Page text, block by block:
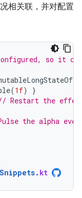
相关联，并对配置
so it
(1f)
}
Restart the effect
the alpha
. kt